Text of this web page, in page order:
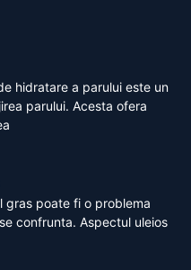
hidratare a parului este un
parului. Acesta ofera
gras poate fi o problema
confrunta. Aspectul uleios